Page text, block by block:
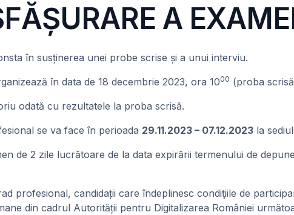
A
în susținerea unei probe scrise și a unui interviu.
în data de 18 decembrie 2023, ora 1000 (proba
odată cu rezultatele la proba scrisă.
se va face în perioada 29.11.2023 – 07.12.2023 la
de 2 zile lucrătoare de la data expirării termenului de
profesional, candidații care îndeplinesc condiţiile de
din cadrul Autorității pentru Digitalizarea României